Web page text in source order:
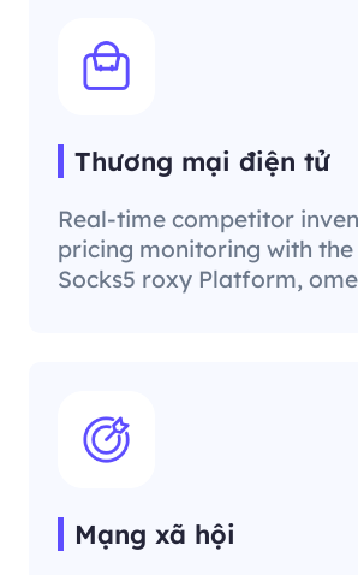
Thương mại điện tử
Real-time competitor
pricing monitoring with
Socks5 roxy Platform,
Mạng xã hội